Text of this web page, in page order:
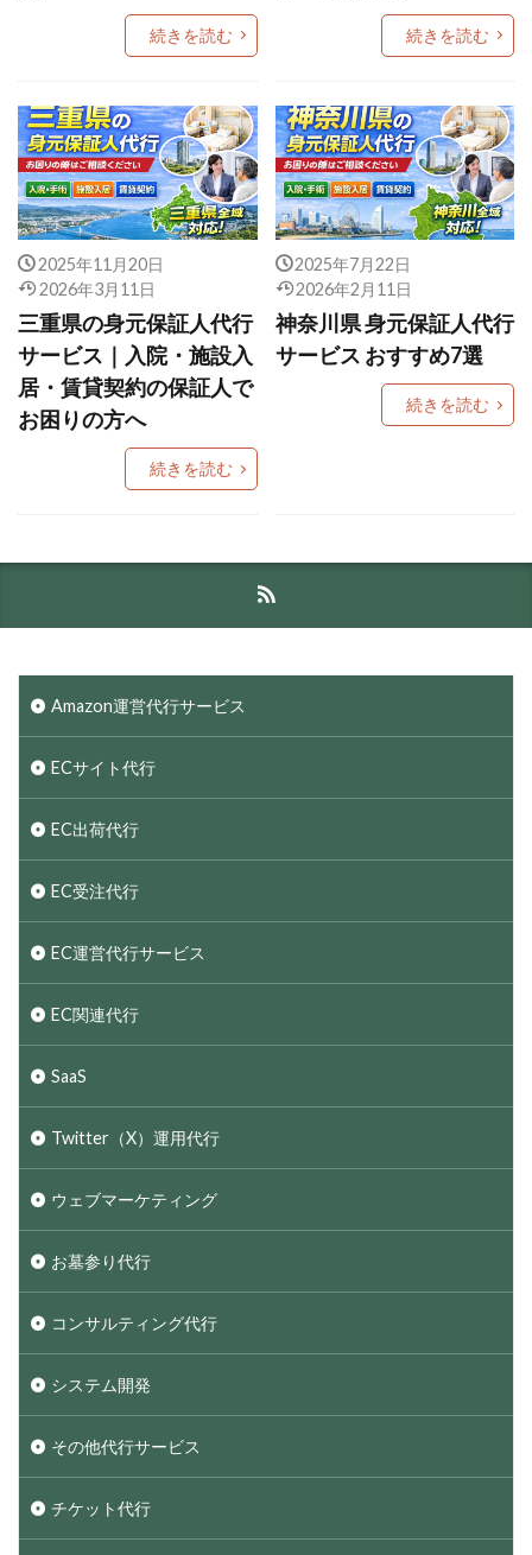
続きを読む 続きを読む
2025年11月20日
2026年3月11日
三重県の身元保証人代行
サービス｜入院・施設入
居・賃貸契約の保証人で
お困りの方へ
続きを読む
2025年7月22日
2026年2月11日
神奈川県 身元保証人代行
サービス おすすめ7選
続きを読む
Amazon運営代行サービス
ECサイト代行
EC出荷代行
EC受注代行
EC運営代行サービス
EC関連代行
SaaS
Twitter（X）運用代行
ウェブマーケティング
お墓参り代行
コンサルティング代行
システム開発
その他代行サービス
チケット代行